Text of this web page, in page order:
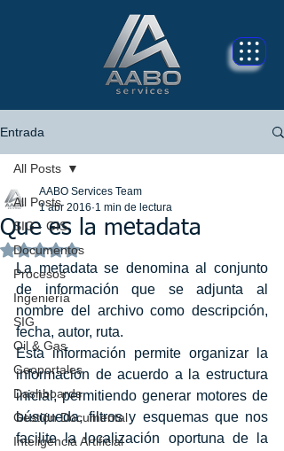
Entrada
All Posts
SIG - GIS
Documentos
Procesos
Ingeniería
SIG
Oil & Gas
Geoportales
Dashboards
Gestión Documental
Inteligencia Artificial
All Posts
Que es la metadata
AABO Services Team
1 abr 2016 1 min de lectura
Obtuvo NaN de 5 estrellas.
La metadata se denomina al conjunto
de información que se adjunta al
nombre del archivo como descripción,
fecha, autor, ruta.
Esta información permite organizar la
información de acuerdo a la estructura
inicial, permitiendo generar motores de
búsqueda, filtros y esquemas que nos
facilite la localización oportuna de la